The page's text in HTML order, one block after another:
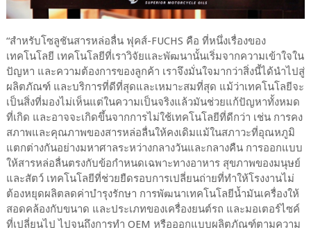
“สำหรับโซลูชันสารหล่อลื่น ฟุคส์-FUCHS คือ ที่หนึ่งเรื่องของ
เทคโนโลยี เทคโนโลยีที่เราวิจัยและพัฒนานั้นเริ่มจากความเข้าใจใน
ปัญหา และความต้องการของลูกค้า เราจึงมั่นใจมากว่าสิ่งนี้ได้นำไปสู่
ผลิตภัณฑ์ และบริการที่ดีที่สุดและเหมาะสมที่สุด แม้ว่าเทคโนโลยีจะ
เป็นสิ่งที่มองไม่เห็นแต่ในความเป็นจริงแล้วมันช่วยแก้ปัญหาทั้งหมด
ที่เกิด และอาจจะเกิดขึ้นจากการไม่ใช้เทคโนโลยีที่ดีกว่า เช่น การคง
สภาพและคุณภาพของสารหล่อลื่นให้คงเดิมแม้ในสภาวะที่อุณหภูมิ
แตกต่างกันอย่างมหาศาลระหว่างกลางวันและกลางคืน การออกแบบ
ให้สารหล่อลื่นตรงกับข้อกำหนดเฉพาะทางอาหาร สุขภาพของมนุษย์
และสัตว์ เทคโนโลยีที่ช่วยยืดรอบการเปลี่ยนถ่ายที่ทำให้โรงงานไม่
ต้องหยุดผลิตลดค่าบำรุงรักษา การพัฒนาเทคโนโลยีน้ำมันเครื่องให้
สอดคล้องกับขนาด และประเภทของเครื่องยนต์รถ และมอเตอร์ไซค์
ที่เปลี่ยนไป ไปจนถึงการทำ OEM หรือออกแบบผลิตภัณฑ์ตามความ